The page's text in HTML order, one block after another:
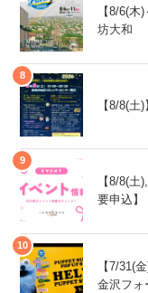
【8/6(
坊大和
【8/8(
【8/8(
要申込】
【7/31(
金沢フォ